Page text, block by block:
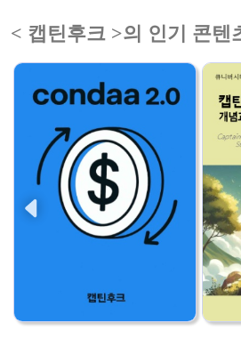
< 캡틴후크 >의 인기 콘텐